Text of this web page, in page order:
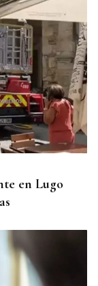
en Lugo